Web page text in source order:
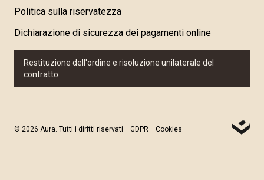
Politica sulla riservatezza
Dichiarazione di sicurezza dei pagamenti online
Restituzione dell'ordine e risoluzione unilaterale del
contratto
© 2026 Aura. Tutti i diritti riservati GDPR Cookies